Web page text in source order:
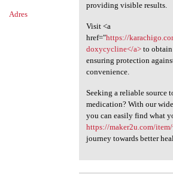
Adres
providing visible results.
Visit <a
href="https://
doxycycline</a>to obtain
ensuring protection
convenience.
Seeking a reliable source
medication? With our
you can easily find what
https://maker2u.com/
journey towards better